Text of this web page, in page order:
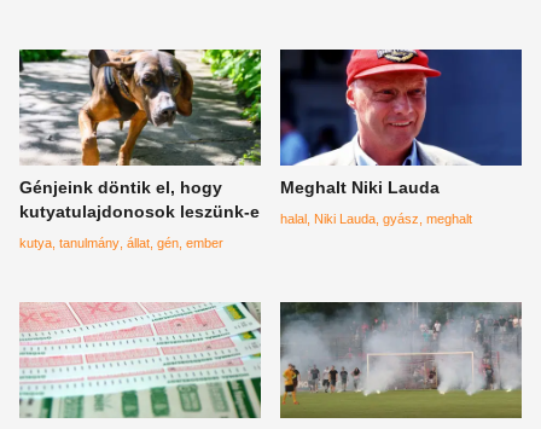
Génjeink döntik el, hogy
kutyatulajdonosok leszünk-e
kutya tanulmány állat gén ember
Meghalt Niki Lauda
halal Niki Lauda gyász meghalt